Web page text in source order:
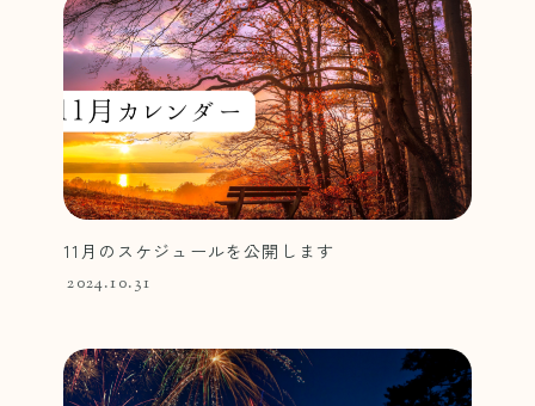
11月のスケジュールを公開します
2024.10.31